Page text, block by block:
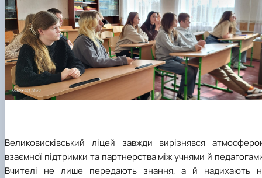
Великовисківський ліцей
завжди вирізнявся
взаємної підтримки та партнерства між учнями й
Вчителі не лише передають знання, а й надихають